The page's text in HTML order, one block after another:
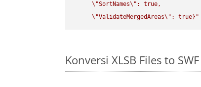
\"SortNames\" : true,
\"ValidateMergedAreas\" : true}"
Konversi XLSB Files to